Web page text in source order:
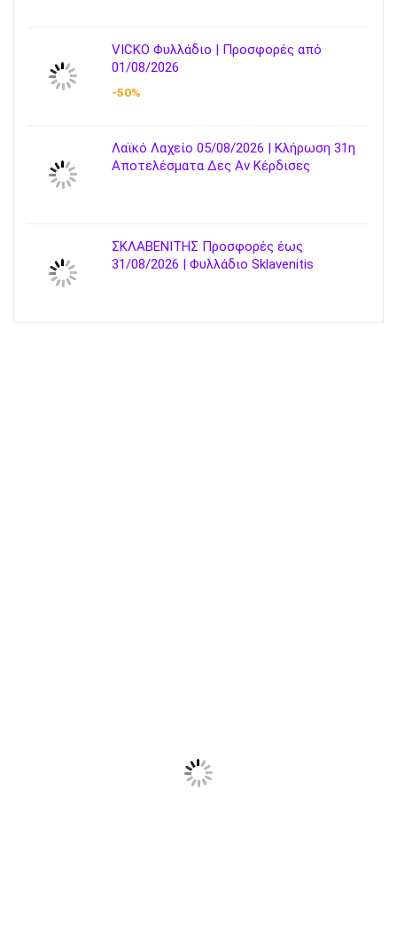
VICKO Φυλλάδιο | Προσφορές από
01/08/2026
-50%
Λαϊκό Λαχείο 05/08/2026 | Κλήρωση 31η
Αποτελέσματα Δες Αν Κέρδισες
ΣΚΛΑΒΕΝΙΤΗΣ Προσφορές έως
31/08/2026 | Φυλλάδιο Sklavenitis